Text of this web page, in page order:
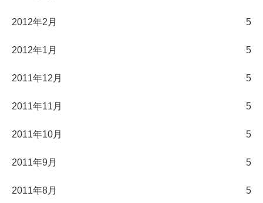
2012年2月 5
2012年1月 5
2011年12月 5
2011年11月 5
2011年10月 5
2011年9月 5
2011年8月 5